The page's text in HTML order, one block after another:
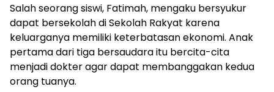
Salah seorang siswi, Fatimah, mengaku bersyukur
dapat bersekolah di Sekolah Rakyat karena
keluarganya memiliki keterbatasan ekonomi. Anak
pertama dari tiga bersaudara itu bercita-cita
menjadi dokter agar dapat membanggakan kedua
orang tuanya.